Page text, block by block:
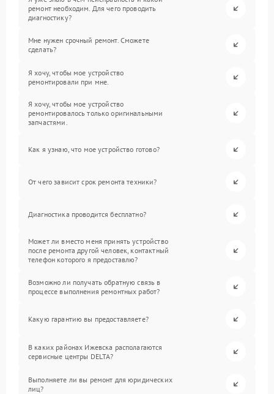
ремонт необходим. Для чего проводить
диагностику?
Мне нужен срочный ремонт. Сможете
сделать?
Я хочу, чтобы мое устройство
ремонтировали при мне.
Я хочу, чтобы мое устройство
ремонтировалось только оригинальными
запчастями.
Как я узнаю, что мое устройство готово?
От чего зависит срок ремонта техники?
Диагностика проводится бесплатно?
Может ли вместо меня принять устройство
после ремонта другой человек, контактный
телефон которого я предоставлю?
Возможно ли получать обратную связь в
процессе выполнения ремонтных работ?
Какую гарантию вы предоставляете?
В каких районах Ижевска располагаются
сервисные центры DELTA?
Выполняете ли вы ремонт для юридических
лиц?